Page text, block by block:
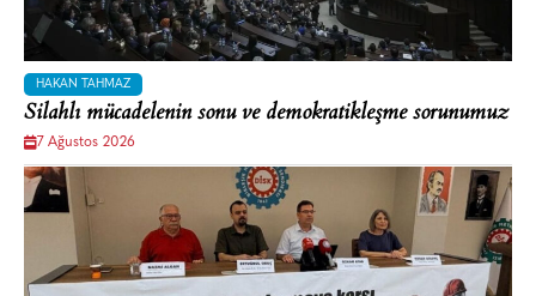
HAKAN TAHMAZ
Silahlı mücadelenin sonu ve demokratikleşme sorunumuz
7 Ağustos 2026